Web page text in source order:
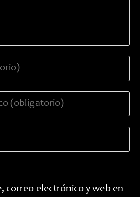
correo electrónico y web en